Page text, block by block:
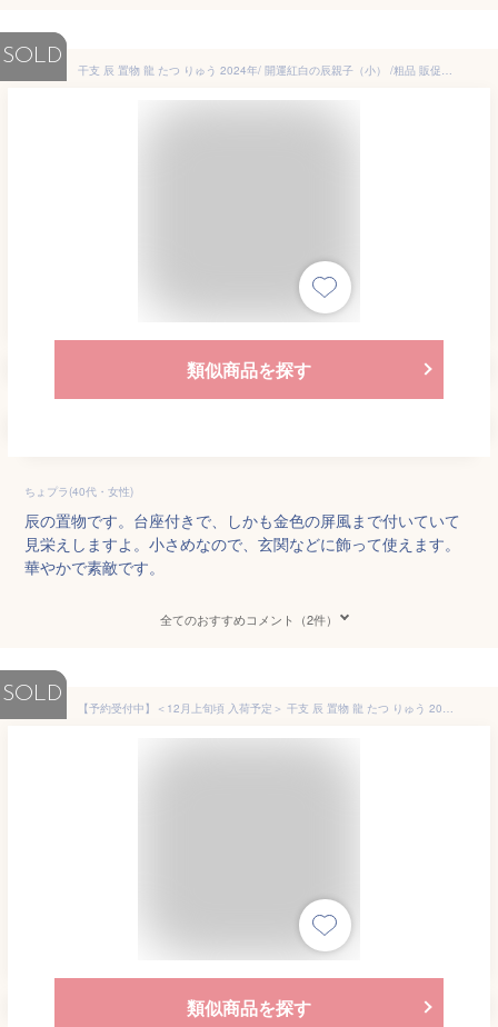
SOLD
干支 辰 置物 龍 たつ りゅう 2024年/ 開運紅白の辰親子（小） /粗品 販促 景品 縁起 町内会 敬老会 神社 寺社 年末 年始 家庭用 業務用
類似商品を探す
ちょプラ(40代・女性)
辰の置物です。台座付きで、しかも金色の屏風まで付いていて
見栄えしますよ。小さめなので、玄関などに飾って使えます。
華やかで素敵です。
全てのおすすめコメント（2件）
SOLD
【予約受付中】＜12月上旬頃 入荷予定＞ 干支 辰 置物 龍 たつ りゅう 2024年/ 錦彩招福辰（昇龍・小） /粗品 販促 景品 縁起 町内会 敬老会 神社 寺社 年末 年始 家庭用 業務用
類似商品を探す